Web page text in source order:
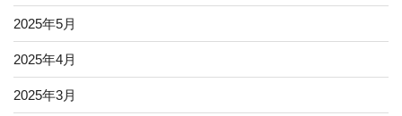
2025年5月
2025年4月
2025年3月